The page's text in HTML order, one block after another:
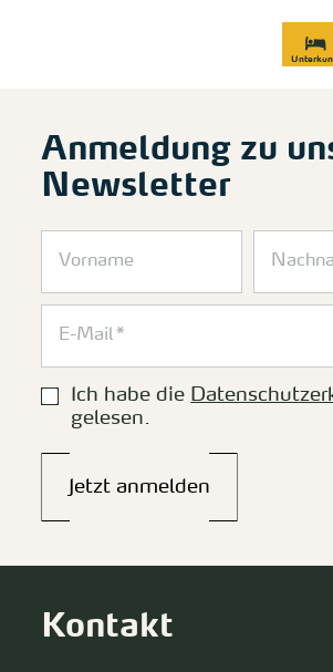
Anmeldung zu
Newsletter
Ich habe die
gelesen.
Jetzt anmelden
Kontakt